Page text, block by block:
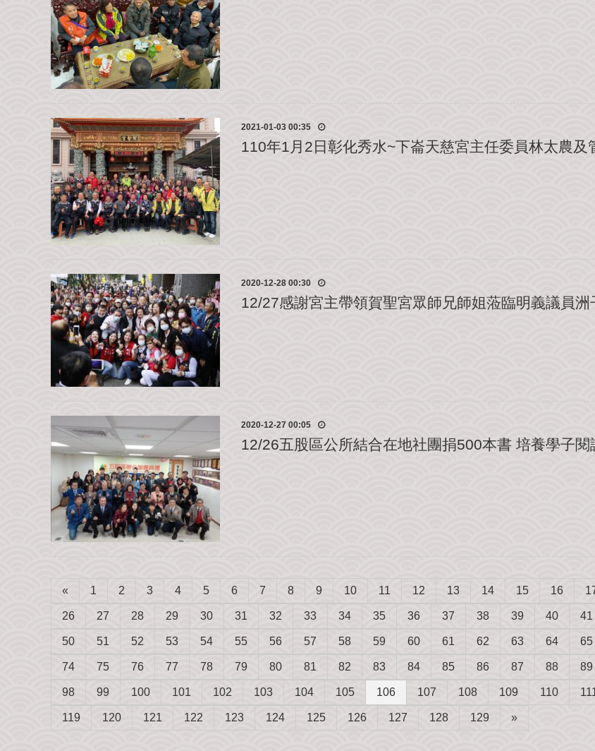
2021-01-03 00:35
110年1月2日彰化秀水~下崙天慈宮主任委員林太農
2020-12-28 00:30
12/27感謝宮主帶領賀聖宮眾師兄師姐蒞臨明義議員
2020-12-27 00:05
12/26五股區公所結合在地社團捐500本書 培養學子閱
« 1 2 3 4 5 6 7 8 9 10 11 12 13 14 15 16
26 27 28 29 30 31 32 33 34 35 36 37 38 39 40 41
50 51 52 53 54 55 56 57 58 59 60 61 62 63 64 65
74 75 76 77 78 79 80 81 82 83 84 85 86 87 88 89
98 99 100 101 102 103 104 105 106 107 108 109 110
119 120 121 122 123 124 125 126 127 128 129 »